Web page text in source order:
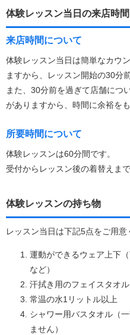
体験レッスン当日の来店時
来店時間について
体験レッスン当日は簡単なカウ
ますから、レッスン開始の30分
また、30分前を過ぎて店舗につ
がありますから、時間に余裕を
所要時間について
体験レッスンは60分間です。
受付からレッスン後の着替えま
体験レッスンの持ち物
レッスン当日は下記5点をご用意
運動ができるウェア上下
など）
汗拭き用のフェイスタオル
常温の水1リットル以上
シャワー用バスタオル（
ません）